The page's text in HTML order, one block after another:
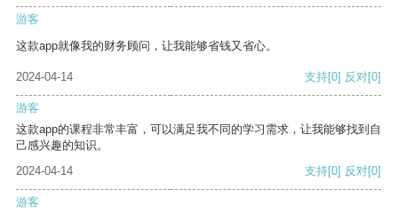
游客
这款app就像我的财务顾问，让我能够省钱又省心。
2024-04-14 支持[0] 反对[0]
游客
这款app的课程非常丰富，可以满足我不同的学习需求，让我能够找到自
己感兴趣的知识。
2024-04-14
支持[0] 反对[0]
游客